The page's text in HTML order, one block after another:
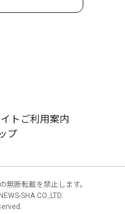
トご利用案内
プ
無断転載を禁止します。
SHA CO.,LTD.